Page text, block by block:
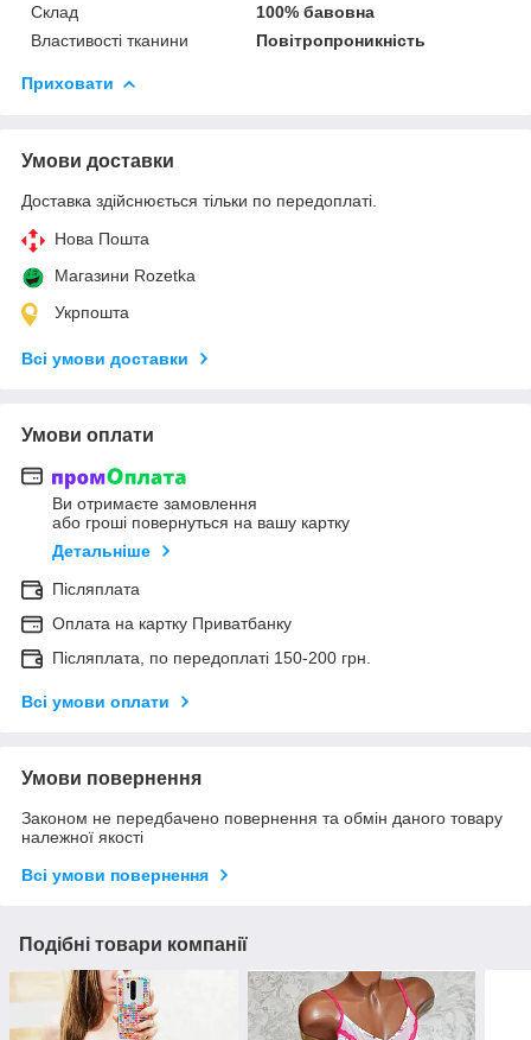
Склад
100% бавовна
Властивості тканини
Повітропроникність
Приховати
Умови доставки
Доставка здійснюється тільки по передоплаті.
Нова Пошта
Магазини Rozetka
Укрпошта
Всі умови доставки
Умови оплати
Ви отримаєте замовлення
або гроші повернуться на вашу картку
Детальніше
Післяплата
Оплата на картку Приватбанку
Післяплата, по передоплаті 150-200 грн.
Всі умови оплати
Умови повернення
Законом не передбачено повернення та обмін даного товару
належної якості
Всі умови повернення
Подібні товари компанії